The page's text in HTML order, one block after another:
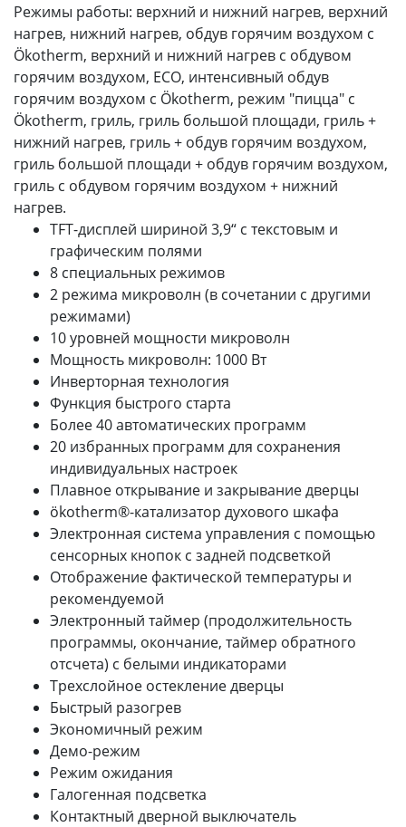
Режимы работы: верхний и нижний нагрев, верхний
нагрев, нижний нагрев, обдув горячим воздухом с
Ökotherm, верхний и нижний нагрев с обдувом
горячим воздухом, ECO, интенсивный обдув
горячим воздухом с Ökotherm, режим "пицца" с
Ökotherm, гриль, гриль большой площади, гриль +
нижний нагрев, гриль + обдув горячим воздухом,
гриль большой площади + обдув горячим воздухом,
гриль с обдувом горячим воздухом + нижний
нагрев.
TFT-дисплей шириной 3,9“ с текстовым и
графическим полями
8 специальных режимов
2 режима микроволн (в сочетании с другими
режимами)
10 уровней мощности микроволн
Мощность микроволн: 1000 Вт
Инверторная технология
Функция быстрого старта
Более 40 автоматических программ
20 избранных программ для сохранения
индивидуальных настроек
Плавное открывание и закрывание дверцы
ökotherm®-катализатор духового шкафа
Электронная система управления с помощью
сенсорных кнопок с задней подсветкой
Отображение фактической температуры и
рекомендуемой
Электронный таймер (продолжительность
программы, окончание, таймер обратного
отсчета) с белыми индикаторами
Трехслойное остекление дверцы
Быстрый разогрев
Экономичный режим
Демо-режим
Режим ожидания
Галогенная подсветка
Контактный дверной выключатель